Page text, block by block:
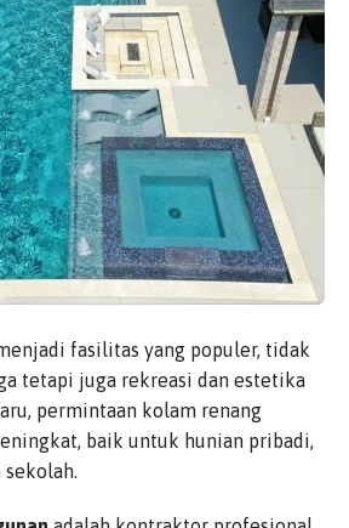
fasilitas yang populer, tidak
tetapi juga rekreasi dan estetika
permintaan kolam renang
baik untuk hunian pribadi,